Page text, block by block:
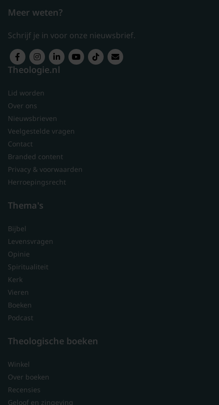
Meer weten?
Schrijf je in voor onze nieuwsbrief.
Theologie.nl
Lid worden
Over ons
Nieuwsbrieven
Veelgestelde vragen
Contact
Branded content
Privacy & voorwaarden
Herroepingsrecht
Thema's
Bijbel
Levensvragen
Opinie
Spiritualiteit
Kerk
Vieren
Boeken
Podcast
Theologische boeken
Winkel
Over boeken
Recensies
Geloof en zingeving